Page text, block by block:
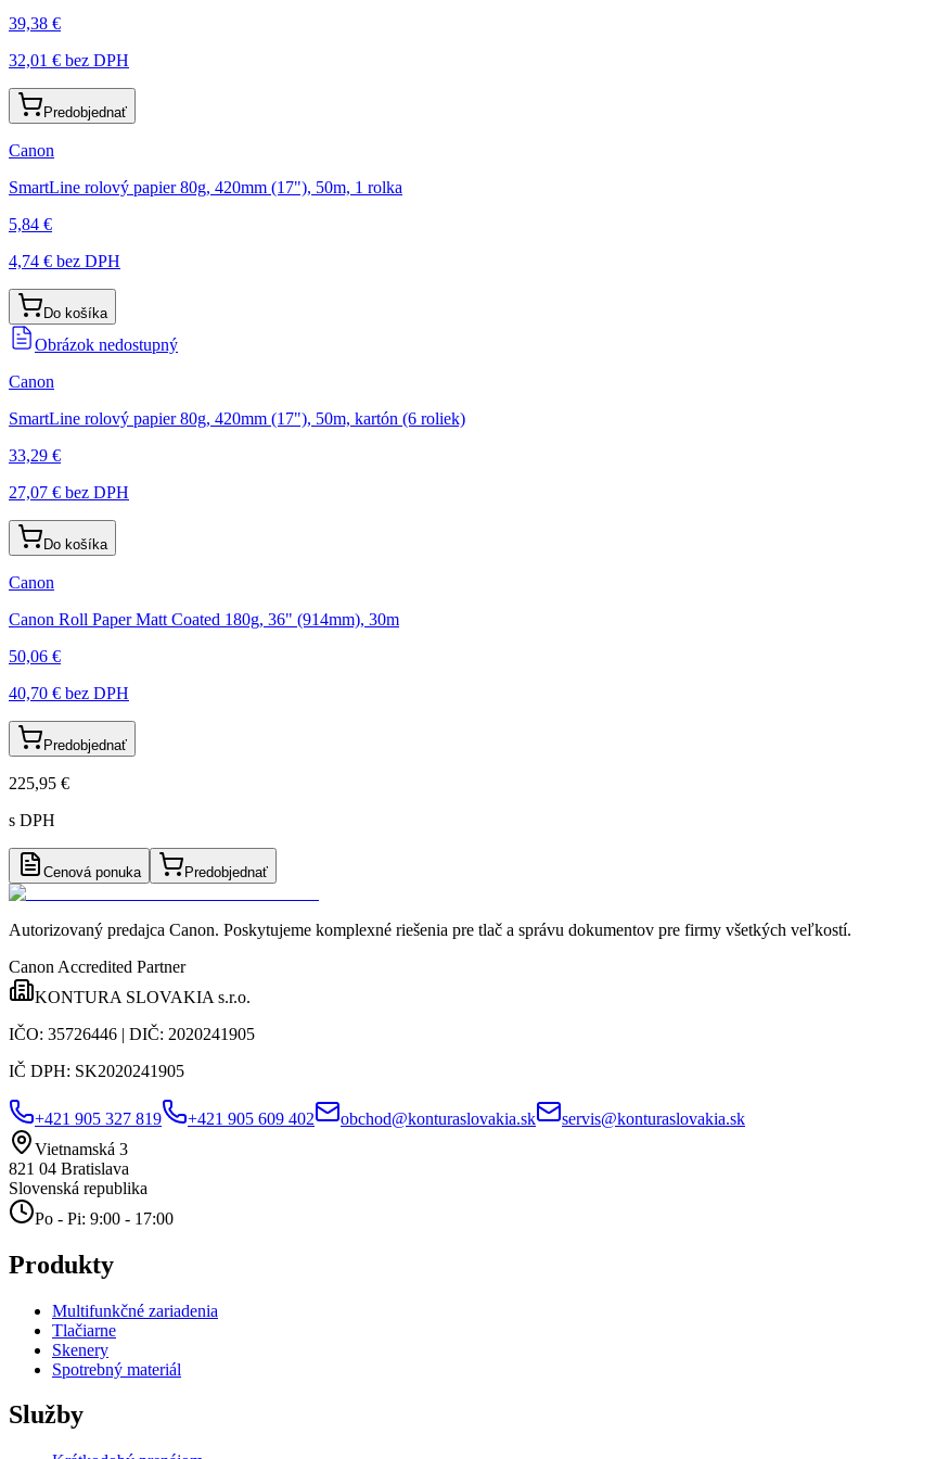
39,38 €
32,01 € bez DPH
Predobjednať
Canon
SmartLine rolový papier 80g, 420mm (17"), 50m, 1 rolka
5,84 €
4,74 € bez DPH
Do košíka
Obrázok nedostupný
Canon
SmartLine rolový papier 80g, 420mm (17"), 50m, kartón (6 roliek)
33,29 €
27,07 € bez DPH
Do košíka
Canon
Canon Roll Paper Matt Coated 180g, 36" (914mm), 30m
50,06 €
40,70 € bez DPH
Predobjednať
225,95 €
s DPH
Cenová ponuka Predobjednať
Autorizovaný predajca Canon. Poskytujeme komplexné riešenia pre tlač a správu dokumentov pre firmy všetkých veľkostí.
Canon Accredited Partner
KONTURA SLOVAKIA s.r.o.
IČO: 35726446 | DIČ: 2020241905
IČ DPH: SK2020241905
+421 905 327 819 +421 905 609 402 obchod@konturaslovakia.sk
servis@konturaslovakia.sk
Vietnamská 3
821 04 Bratislava
Slovenská republika
Po - Pi: 9:00 - 17:00
Produkty
Multifunkčné zariadenia
Tlačiarne
Skenery
Spotrebný materiál
Služby